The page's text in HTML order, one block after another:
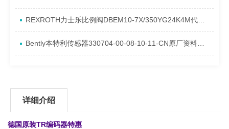
REXROTH力士乐比例阀DBEM10-7X/350YG24K4M代理资料
Bently本特利传感器330704-00-08-10-11-CN原厂资料介绍
详细介绍
德国原装TR编码器特惠